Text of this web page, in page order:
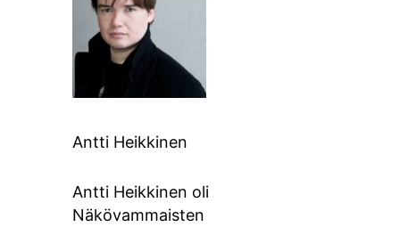
Antti Heikkinen
Antti Heikkinen oli
Näkövammaisten